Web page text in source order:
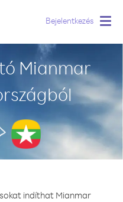
Bejelentkezés
Mianmar
indíthat Mianmar